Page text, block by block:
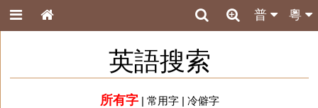
粵
普
英語搜索
所有字| 常用字| 冷僻字